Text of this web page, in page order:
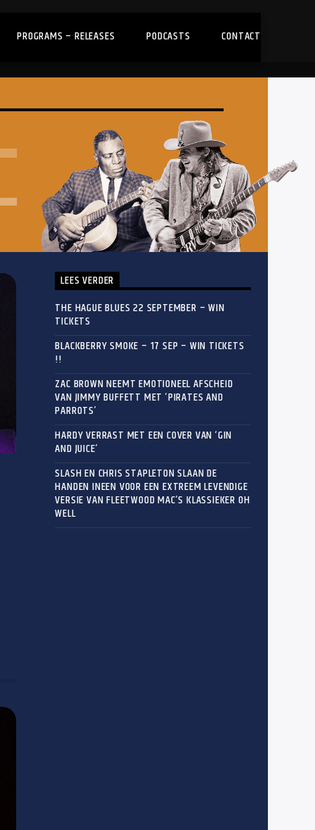
PROGRAMS – RELEASES PODCASTS CONTACT
LEES VERDER
THE HAGUE BLUES 22 SEPTEMBER – WIN
TICKETS
BLACKBERRY SMOKE – 17 SEP – WIN TICKETS
!!
ZAC BROWN NEEMT EMOTIONEEL AFSCHEID
VAN JIMMY BUFFETT MET ‘PIRATES AND
PARROTS’
HARDY VERRAST MET EEN COVER VAN ‘GIN
AND JUICE’
SLASH EN CHRIS STAPLETON SLAAN DE
HANDEN INEEN VOOR EEN EXTREEM LEVENDIGE
VERSIE VAN FLEETWOOD MAC’S KLASSIEKER OH
WELL